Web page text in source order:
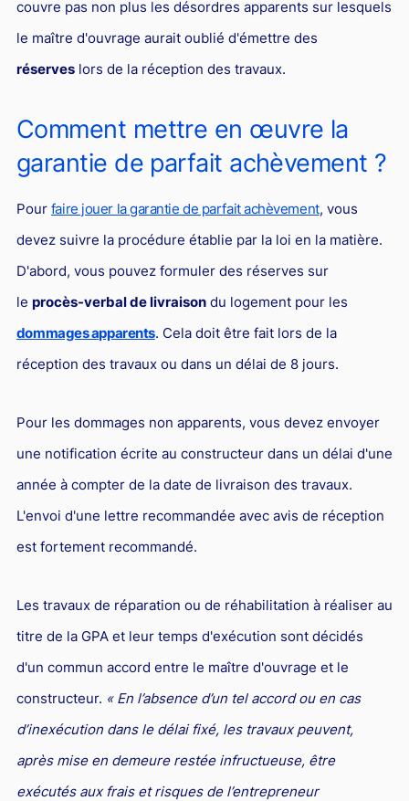
couvre pas non plus les désordres apparents sur lesquels
le maître d'ouvrage aurait oublié d'émettre des
réserveslors de la réception des travaux.
Comment mettre en œuvre la
garantie de parfait achèvement ?
Pour faire jouer la garantie de parfait achèvement, vous
devez suivre la procédure établie par la loi en la matière.
D'abord, vous pouvez formuler des réserves sur
le procès-verbal de livraisondu logement pour les
dommages apparents. Cela doit être fait lors de la
réception des travaux ou dans un délai de 8 jours.
Pour les dommages non apparents, vous devez envoyer
une notification écrite au constructeur dans un délai d'une
année à compter de la date de livraison des travaux.
L'envoi d'une lettre recommandée avec avis de réception
est fortement recommandé.
Les travaux de réparation ou de réhabilitation à réaliser au
titre de la GPA et leur temps d'exécution sont décidés
d'un commun accord entre le maître d'ouvrage et le
constructeur. « En l’absence d’un tel accord ou en cas
d’inexécution dans le délai fixé, les travaux peuvent,
après mise en demeure restée infructueuse, être
exécutés aux frais et risques de l’entrepreneur